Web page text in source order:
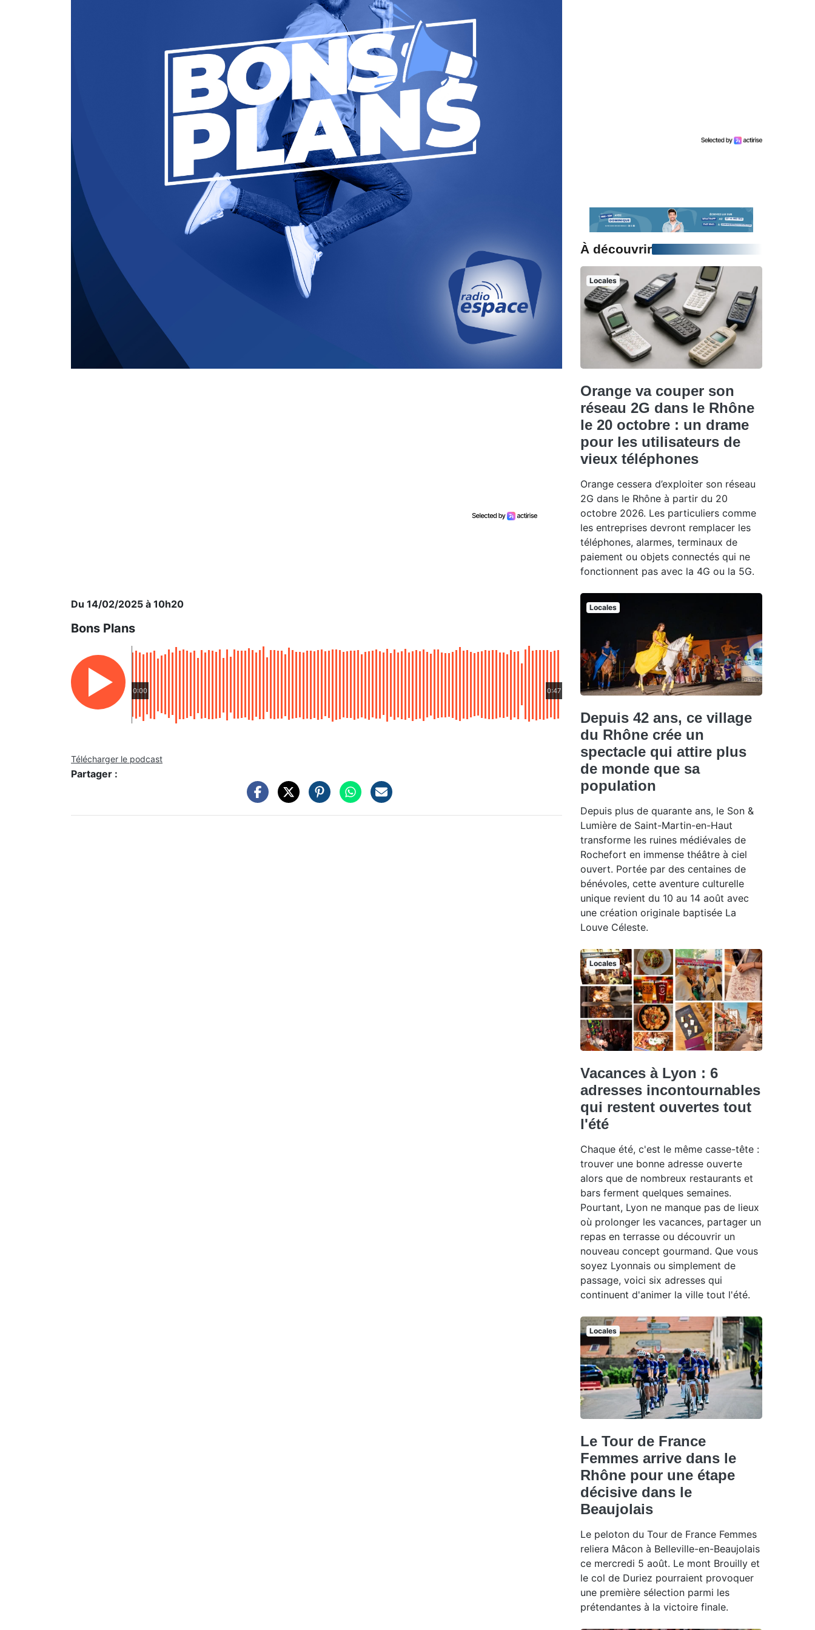
Du 14/02/2025 à 10h20
Bons Plans
0:00 0:47
Télécharger le podcast
Partager :
À découvrir
Locales
Orange va couper son
réseau 2G dans le Rhône
le 20 octobre : un drame
pour les utilisateurs de
vieux téléphones
Orange cessera d’exploiter son réseau
2G dans le Rhône à partir du 20
octobre 2026. Les particuliers comme
les entreprises devront remplacer les
téléphones, alarmes, terminaux de
paiement ou objets connectés qui ne
fonctionnent pas avec la 4G ou la 5G.
Locales
Depuis 42 ans, ce village
du Rhône crée un
spectacle qui attire plus
de monde que sa
population
Depuis plus de quarante ans, le Son &
Lumière de Saint-Martin-en-Haut
transforme les ruines médiévales de
Rochefort en immense théâtre à ciel
ouvert. Portée par des centaines de
bénévoles, cette aventure culturelle
unique revient du 10 au 14 août avec
une création originale baptisée La
Louve Céleste.
Locales
Vacances à Lyon : 6
adresses incontournables
qui restent ouvertes tout
l'été
Chaque été, c'est le même casse-tête :
trouver une bonne adresse ouverte
alors que de nombreux restaurants et
bars ferment quelques semaines.
Pourtant, Lyon ne manque pas de lieux
où prolonger les vacances, partager un
repas en terrasse ou découvrir un
nouveau concept gourmand. Que vous
soyez Lyonnais ou simplement de
passage, voici six adresses qui
continuent d'animer la ville tout l'été.
Locales
Le Tour de France
Femmes arrive dans le
Rhône pour une étape
décisive dans le
Beaujolais
Le peloton du Tour de France Femmes
reliera Mâcon à Belleville-en-Beaujolais
ce mercredi 5 août. Le mont Brouilly et
le col de Duriez pourraient provoquer
une première sélection parmi les
prétendantes à la victoire finale.